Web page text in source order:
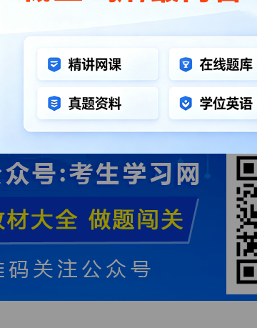
学方面哪个学校好？”的全部内容，更多精品视
自考精讲网课大全